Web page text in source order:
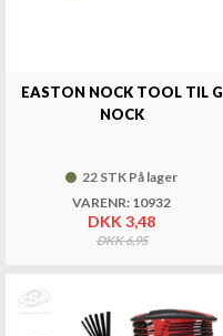
EASTON NOCK TOOL TIL G
NOCK
22 STK På lager
VARENR: 10932
DKK 3,48
DKK 6,95